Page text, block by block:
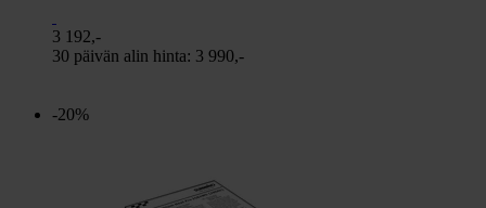
3 192,-
30 päivän alin hinta: 3 990,-
-20%